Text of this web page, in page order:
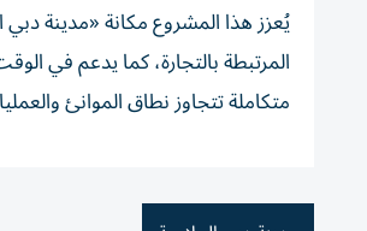
يُعزز هذا المشروع مكانة «مدينة
المرتبطة بالتجارة، كما يدعم في
متكاملة تتجاوز نطاق الموانئ